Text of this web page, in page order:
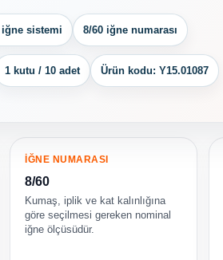
iğne sistemi 8/60 iğne numarası
1 kutu / 10 adet Ürün kodu: Y15.01087
İĞNE NUMARASI
8/60
Kumaş, iplik ve kat kalınlığına
göre seçilmesi gereken nominal
iğne ölçüsüdür.